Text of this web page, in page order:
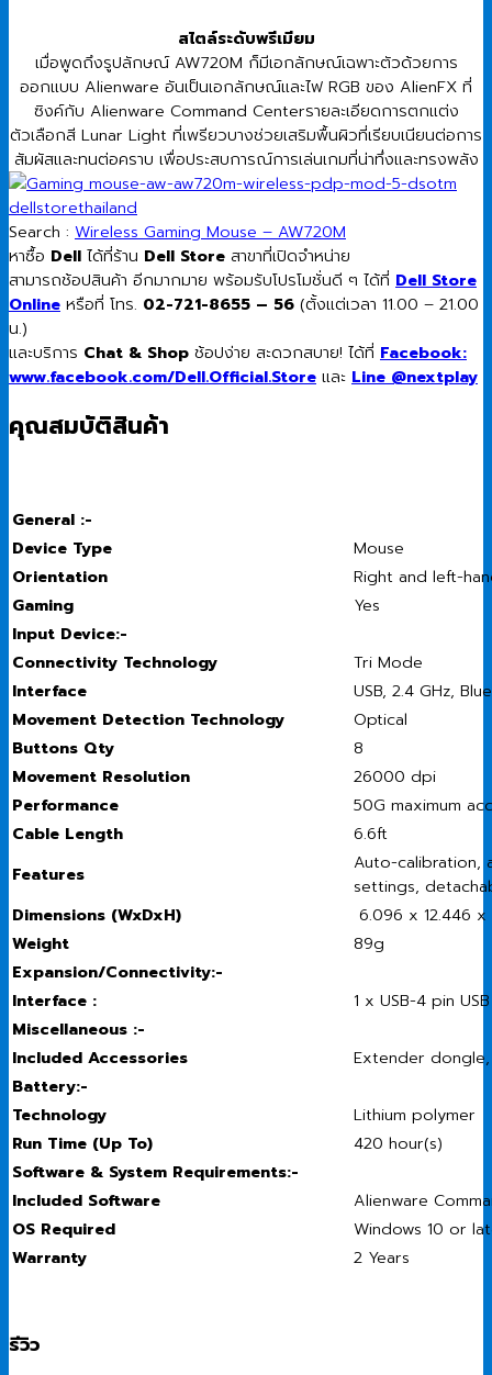
สไตล์ระดับพรีเมียม
เมื่อพูดถึงรูปลักษณ์ AW720M ก็มีเอกลักษณ์เฉพาะตัวด้วยการ
ออกแบบ Alienware อันเป็นเอกลักษณ์และไฟ RGB ของ AlienFX ที่
ซิงค์กับ Alienware Command Centerรายละเอียดการตกแต่ง
ตัวเลือกสี Lunar Light ที่เพรียวบางช่วยเสริมพื้นผิวที่เรียบเนียนต่อการ
สัมผัสและทนต่อคราบ เพื่อประสบการณ์การเล่นเกมที่น่าทึ่งและทรงพลัง
Search : Wireless Gaming Mouse – AW720M
หาซื้อ Dell ได้ที่ร้าน Dell Store สาขาที่เปิดจำหน่าย
สามารถช้อปสินค้า อีกมากมาย พร้อมรับโปรโมชั่นดี ๆ ได้ที่ Dell Store
Online หรือที่ โทร. 02-721-8655 – 56 (ตั้งแต่เวลา 11.00 – 21.00
น.)
และบริการ Chat & Shop ช้อปง่าย สะดวกสบาย! ได้ที่ Facebook:
www.facebook.com/Dell.Official.Store และ Line @nextplay
คุณสมบัติสินค้า
General :-
Device Type
Mouse
Orientation
Right and left-
Gaming
Yes
Input Device:-
Connectivity Technology
Tri Mode
Interface
USB, 2.4 GHz,
Movement Detection Technology
Optical
Buttons Qty
8
Movement Resolution
26000 dpi
Performance
50G maximum
Cable Length
6.6ft
Features
Auto-calibration,
settings,
Dimensions (WxDxH)
6.096 x 12.446 x
Weight
89g
Expansion/Connectivity:-
Interface :
1 x USB-4 pin
Miscellaneous :-
Included Accessories
Extender
Battery:-
Technology
Lithium polymer
Run Time (Up To)
420 hour(s)
Software & System Requirements:-
Included Software
Alienware
OS Required
Windows 10 or
Warranty
2 Years
รีวิว